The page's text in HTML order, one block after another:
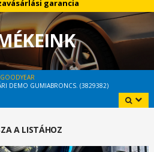
garancia
GOODYEAR
DEMO GUMIABRONCS. (3829382)
A LISTÁHOZ